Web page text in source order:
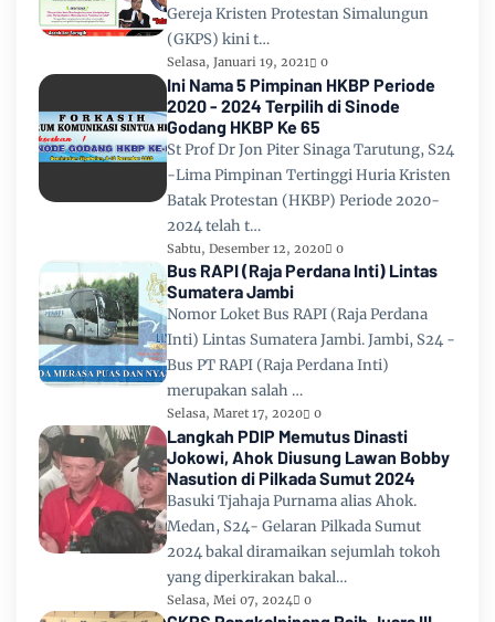
Gereja Kristen Protestan Simalungun
(GKPS) kini t…
Selasa, Januari 19, 2021 0
Ini Nama 5 Pimpinan HKBP Periode
2020 - 2024 Terpilih di Sinode
Godang HKBP Ke 65
St Prof Dr Jon Piter Sinaga Tarutung, S24
-Lima Pimpinan Tertinggi Huria Kristen
Batak Protestan (HKBP) Periode 2020-
2024 telah t…
Sabtu, Desember 12, 2020 0
Bus RAPI (Raja Perdana Inti) Lintas
Sumatera Jambi
Nomor Loket Bus RAPI (Raja Perdana
Inti) Lintas Sumatera Jambi. Jambi, S24 -
Bus PT RAPI (Raja Perdana Inti)
merupakan salah …
Selasa, Maret 17, 2020 0
Langkah PDIP Memutus Dinasti
Jokowi, Ahok Diusung Lawan Bobby
Nasution di Pilkada Sumut 2024
Basuki Tjahaja Purnama alias Ahok.
Medan, S24- Gelaran Pilkada Sumut
2024 bakal diramaikan sejumlah tokoh
yang diperkirakan bakal…
Selasa, Mei 07, 2024 0